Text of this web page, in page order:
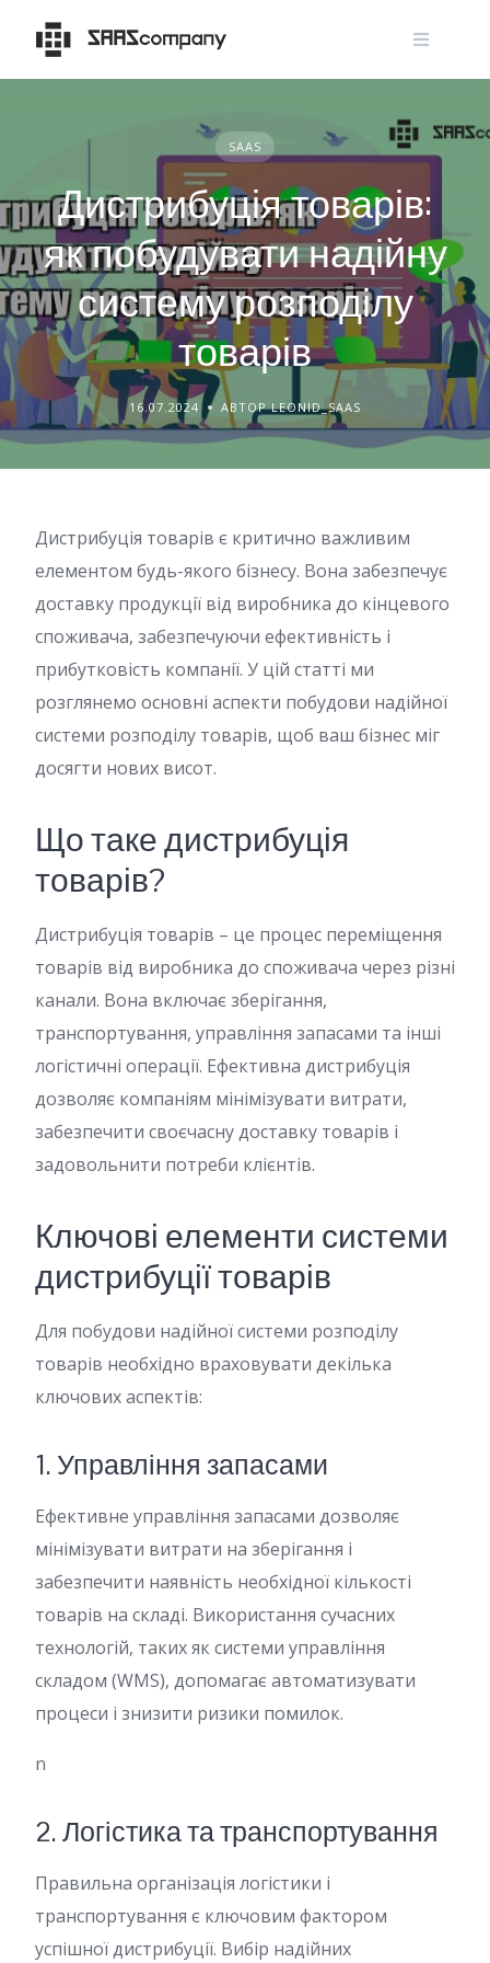
content
SAAS
Дистрибуція товарів:
як побудувати надійну
систему розподілу
товарів
16.07.2024 АВТОР LEONID_SAAS
Дистрибуція товарів є критично важливим
елементом будь-якого бізнесу. Вона забезпечує
доставку продукції від виробника до кінцевого
споживача, забезпечуючи ефективність і
прибутковість компанії. У цій статті ми
розглянемо основні аспекти побудови надійної
системи розподілу товарів, щоб ваш бізнес міг
досягти нових висот.
Що таке дистрибуція
товарів?
Дистрибуція товарів – це процес переміщення
товарів від виробника до споживача через різні
канали. Вона включає зберігання,
транспортування, управління запасами та інші
логістичні операції. Ефективна дистрибуція
дозволяє компаніям мінімізувати витрати,
забезпечити своєчасну доставку товарів і
задовольнити потреби клієнтів.
Ключові елементи системи
дистрибуції товарів
Для побудови надійної системи розподілу
товарів необхідно враховувати декілька
ключових аспектів:
1. Управління запасами
Ефективне управління запасами дозволяє
мінімізувати витрати на зберігання і
забезпечити наявність необхідної кількості
товарів на складі. Використання сучасних
технологій, таких як системи управління
складом (WMS), допомагає автоматизувати
процеси і знизити ризики помилок.
n
2. Логістика та транспортування
Правильна організація логістики і
транспортування є ключовим фактором
успішної дистрибуції. Вибір надійних